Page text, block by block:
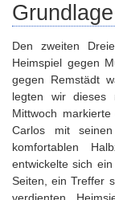
Den zweiten
Heimspiel gegen
gegen Remstädt
legten wir
Mittwoch
Carlos mit
komfortablen
entwickelte sich
Seiten, ein Treffer